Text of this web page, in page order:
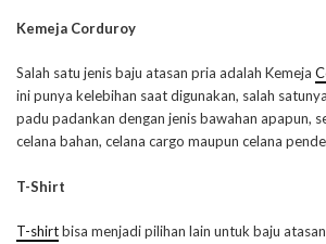
Kemeja Corduroy
Salah satu jenis baju atasan pria adalah Kemeja
ini punya kelebihan saat digunakan, salah
padu padankan dengan jenis bawahan apapun,
celana bahan, celana cargo maupun celana
T-Shirt
T-shirtbisa menjadi pilihan lain untuk baju